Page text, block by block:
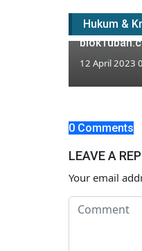
Hukum &
12 April 2023
0 Comments
LEAVE A
Your email